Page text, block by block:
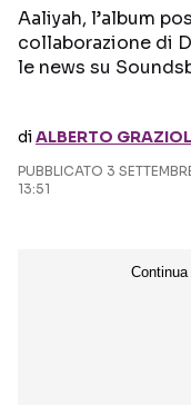
GOSSIP E
Aaliyah, l’album
collaborazione di
le news su
diALBERTO
PUBBLICATO 3
13:51